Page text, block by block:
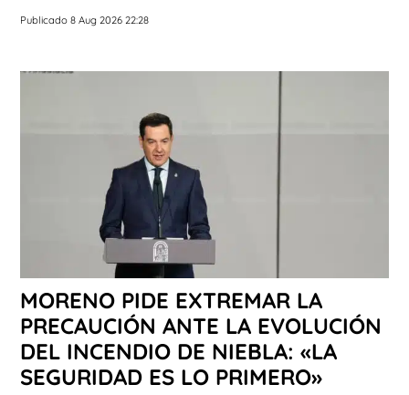
Publicado 8 Aug 2026 22:28
MORENO PIDE EXTREMAR LA
PRECAUCIÓN ANTE LA EVOLUCIÓN
DEL INCENDIO DE NIEBLA: «LA
SEGURIDAD ES LO PRIMERO»